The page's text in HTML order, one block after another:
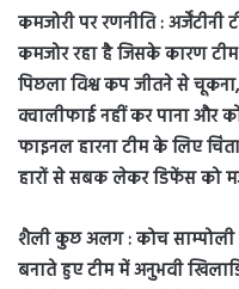
कमजोरी पर रणनीति :
कमजोर रहा है जिसके कारण
पिछला विश्व कप जीतने से
क्वालीफाई नहीं कर पाना और
फाइनल हारना टीम के लिए
हारों से सबक लेकर डिफेंस को
शैली कुछ अलग : कोच साम्पोली
बनाते हुए टीम में अनुभवी